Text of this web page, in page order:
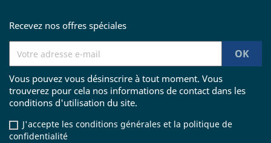
Recevez nos offres spéciales
Vous pouvez vous désinscrire à tout moment. Vous
trouverez pour cela nos informations de contact dans les
conditions d'utilisation du site.
J'accepte les conditions générales et la politique de
confidentialité